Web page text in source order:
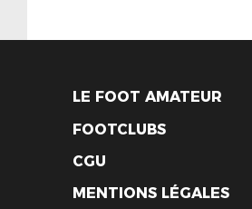
LE FOOT AMATEUR
FOOTCLUBS
CGU
MENTIONS LÉGALES